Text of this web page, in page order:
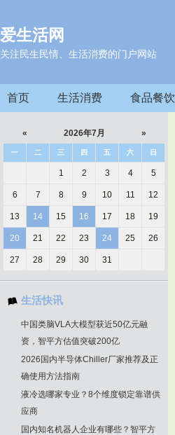
爱生活网
关注民生民情、生活消费的门户网站
首页 生活消费 食品餐饮
« 2026年7月 »
一 二 三 四 五 六 日
1 2 3 4 5
6 7 8 9 10 11 12
13 14 15 16 17 18 19
20 21 22 23 24 25 26
27 28 29 30 31
生活快讯
中国类脑VLA大模型获近50亿元融
资，智平方估值突破200亿
2026国内半导体Chiller厂家推荐及正
确使用方法指南
液冷选哪家专业？8个维度锁定靠谱供
应商
国内知名机器人企业有哪些？智平方